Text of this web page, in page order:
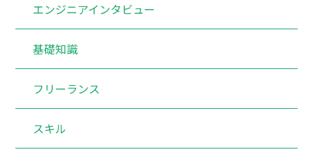
エンジニアインタビュー
基礎知識
フリーランス
スキル